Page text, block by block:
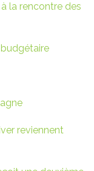
la rencontre des
reviennent